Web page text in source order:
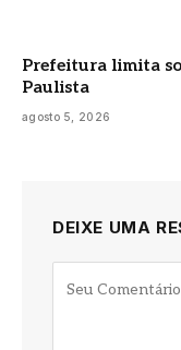
Prefeitura limita
Paulista
agosto 5, 2026
DEIXE UMA